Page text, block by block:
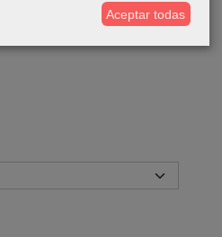
Aceptar todas